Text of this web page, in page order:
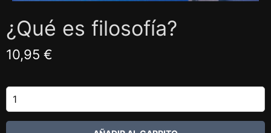
¿Qué es filosofía?
10,95 €